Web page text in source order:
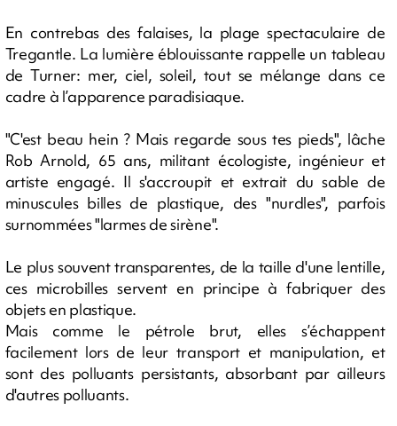
En contrebas des falaises, la plage spectaculaire de
Tregantle. La lumière éblouissante rappelle un tableau
de Turner: mer, ciel, soleil, tout se mélange dans ce
cadre à l’apparence paradisiaque.
"C'est beau hein ? Mais regarde sous tes pieds", lâche
Rob Arnold, 65 ans, militant écologiste, ingénieur et
artiste engagé. Il s'accroupit et extrait du sable de
minuscules billes de plastique, des "nurdles", parfois
surnommées "larmes de sirène".
Le plus souvent transparentes, de la taille d'une lentille,
ces microbilles servent en principe à fabriquer des
objets en plastique.
Mais comme le pétrole brut, elles s’échappent
facilement lors de leur transport et manipulation, et
sont des polluants persistants, absorbant par ailleurs
d'autres polluants.